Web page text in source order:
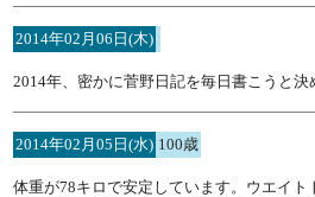
2014年02月06日(木)
2014年、密かに菅野日記を毎日書こうと
2014年02月05日(水) 100歳
体重が78キロで安定しています。ウエイ